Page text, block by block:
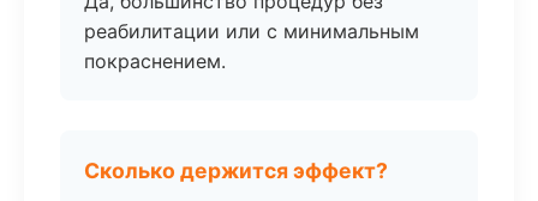
реабилитации или с минимальным
покраснением.
Сколько держится эффект?